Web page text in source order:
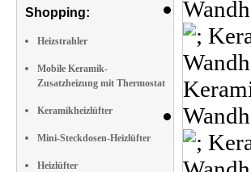
Shopping:
Heizstrahler
Mobile Keramik-
Zusatzheizung mit Thermostat
Keramikheizlüfter
Mini-Steckdosen-Heizlüfter
Heizlüfter